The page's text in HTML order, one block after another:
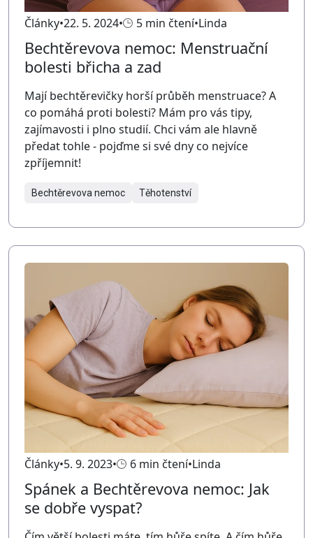
Články 22. 5. 2024 5 min čtení Linda
Bechtěrevova nemoc: Menstruační
bolesti břicha a zad
Mají bechtěrevičky horší průběh menstruace? A
co pomáhá proti bolesti? Mám pro vás tipy,
zajímavosti i plno studií. Chci vám ale hlavně
předat tohle - pojďme si své dny co nejvíce
zpříjemnit!
Bechtěrevova nemoc Těhotenství
Články 5. 9. 2023 6 min čtení Linda
Spánek a Bechtěrevova nemoc: Jak
se dobře vyspat?